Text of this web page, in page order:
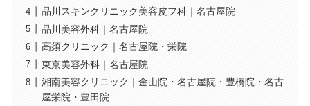
品川スキンクリニック美容皮フ科｜名古屋院
品川美容外科｜名古屋院
高須クリニック｜名古屋院・栄院
東京美容外科｜名古屋院
湘南美容クリニック｜金山院・名古屋院・豊橋院・名古
屋栄院・豊田院